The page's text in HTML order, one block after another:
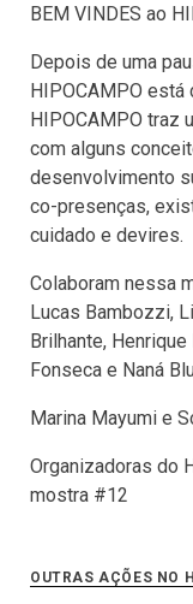
BEM VINDES ao
Depois de uma
HIPOCAMPO está
HIPOCAMPO traz
com alguns
desenvolvimento
co-presenças,
cuidado e devires.
Colaboram nessa
Lucas Bambozzi,
Brilhante,
Fonseca e Naná
Marina Mayumi e
Organizadoras do
mostra #12
OUTRAS AÇÕES NO